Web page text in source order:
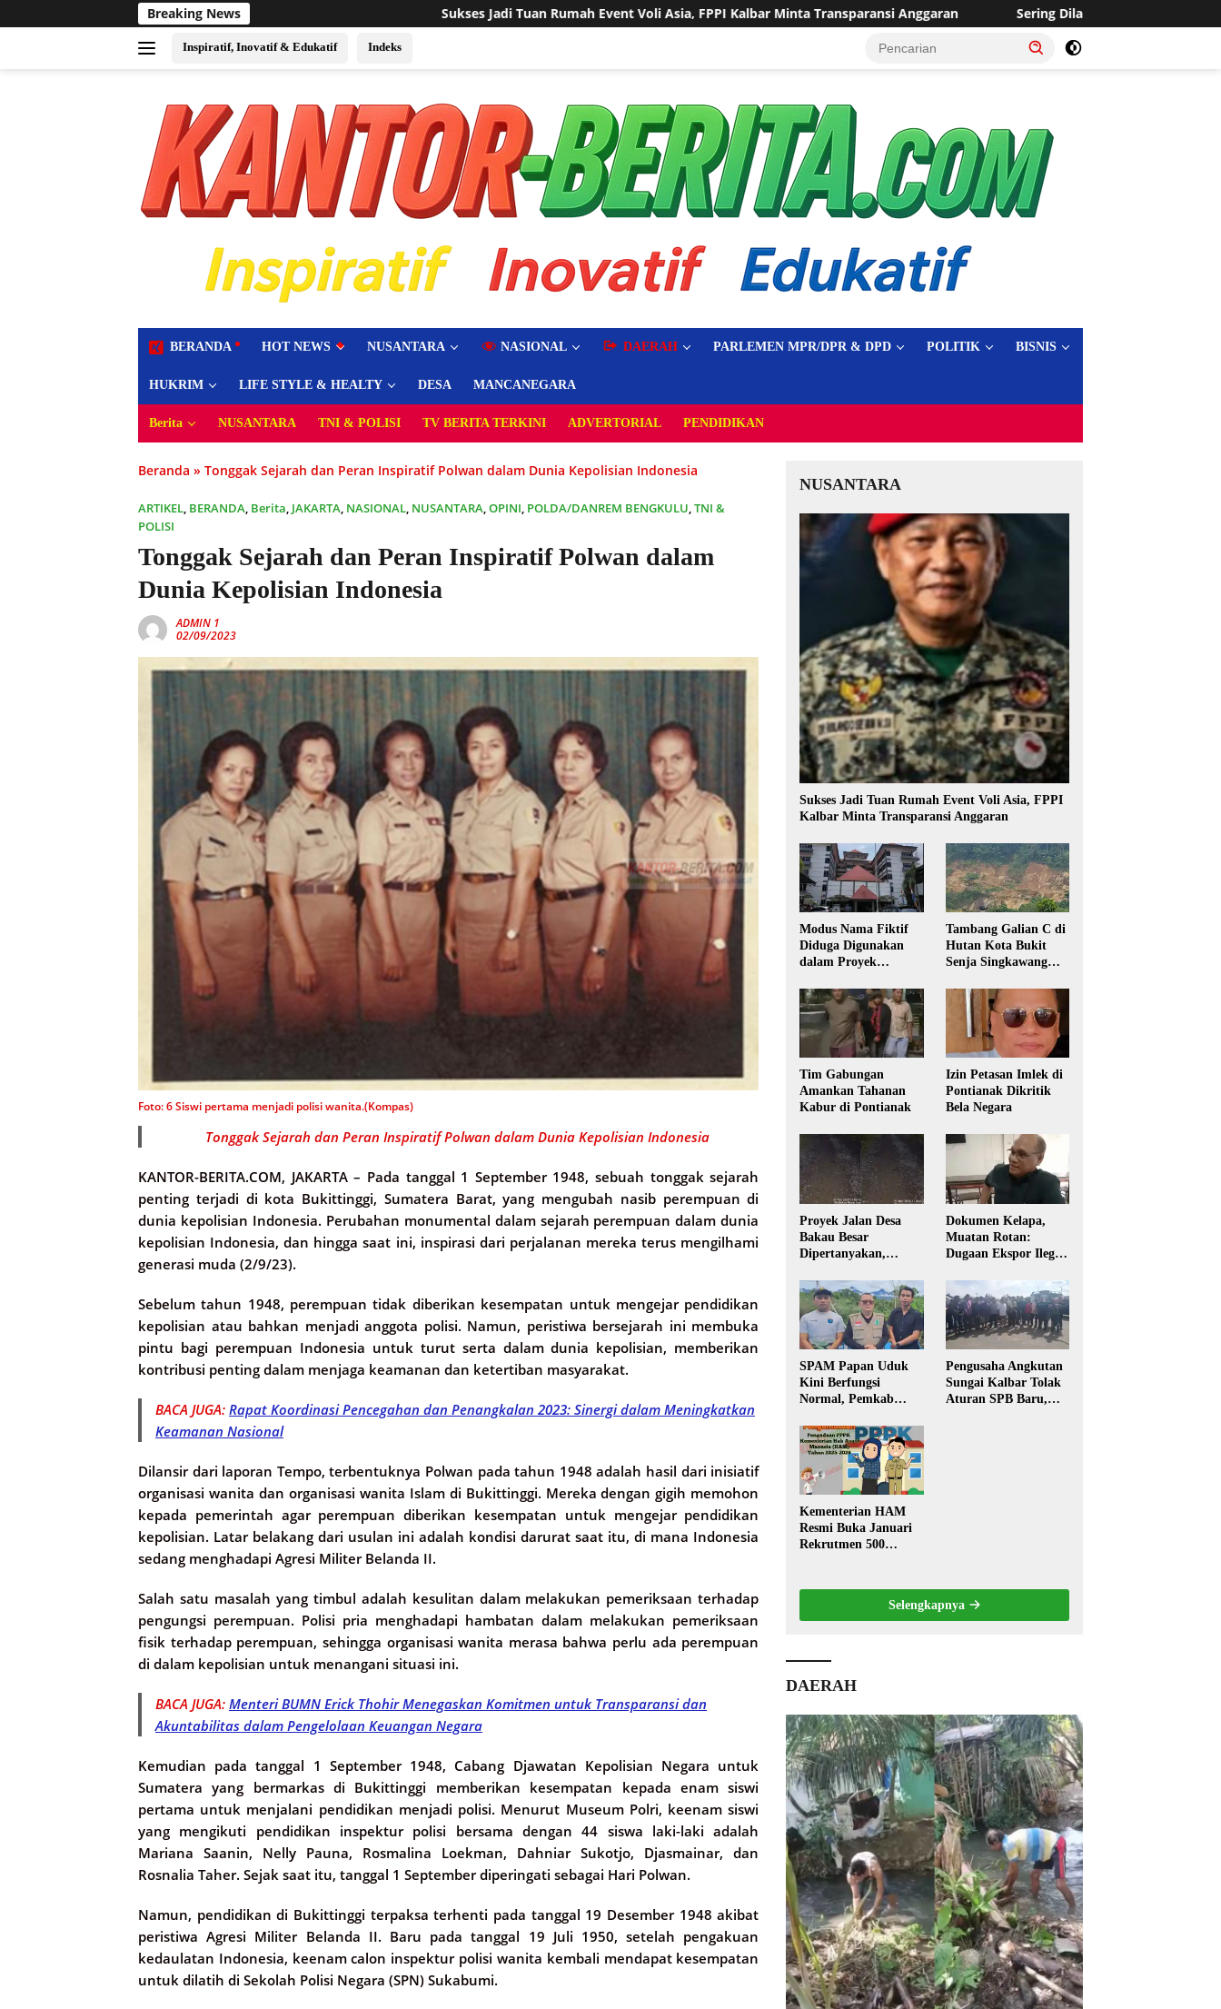
ke
Breaking News Sukses Jadi Tuan Rumah Event Voli Asia, FPPI Kalbar Minta Transparansi Anggaran Sering Dilanda Genangan, Desa Sukaraja Usulkan
Inspiratif, Inovatif & Edukatif Indeks
BERANDA HOT NEWS NUSANTARA NASIONAL DAERAH PARLEMEN MPR/DPR & DPD POLITIK BISNIS
HUKRIM LIFE STYLE & HEALTY DESA MANCANEGARA
Berita NUSANTARA TNI & POLISI TV BERITA TERKINI ADVERTORIAL PENDIDIKAN
Beranda » Tonggak Sejarah dan Peran Inspiratif Polwan dalam Dunia Kepolisian Indonesia
ARTIKEL, BERANDA, Berita, JAKARTA, NASIONAL, NUSANTARA,OPINI, POLDA/DANREM BENGKULU,TNI &
POLISI
Tonggak Sejarah dan Peran Inspiratif Polwan dalam
Dunia Kepolisian Indonesia
ADMIN 1
02/09/2023
Foto: 6 Siswi pertama menjadi polisi wanita.(Kompas)
Tonggak Sejarah dan Peran Inspiratif Polwan dalam Dunia Kepolisian Indonesia
KANTOR-BERITA.COM, JAKARTA – Pada tanggal 1 September 1948, sebuah tonggak sejarah
penting terjadi di kota Bukittinggi, Sumatera Barat, yang mengubah nasib perempuan di
dunia kepolisian Indonesia. Perubahan monumental dalam sejarah perempuan dalam dunia
kepolisian Indonesia, dan hingga saat ini, inspirasi dari perjalanan mereka terus mengilhami
generasi muda (2/9/23).
Sebelum tahun 1948, perempuan tidak diberikan kesempatan untuk mengejar pendidikan
kepolisian atau bahkan menjadi anggota polisi. Namun, peristiwa bersejarah ini membuka
pintu bagi perempuan Indonesia untuk turut serta dalam dunia kepolisian, memberikan
kontribusi penting dalam menjaga keamanan dan ketertiban masyarakat.
BACA JUGA: Rapat Koordinasi Pencegahan dan Penangkalan 2023: Sinergi dalam Meningkatkan
Keamanan Nasional
Dilansir dari laporan Tempo, terbentuknya Polwan pada tahun 1948 adalah hasil dari inisiatif
organisasi wanita dan organisasi wanita Islam di Bukittinggi. Mereka dengan gigih memohon
kepada pemerintah agar perempuan diberikan kesempatan untuk mengejar pendidikan
kepolisian. Latar belakang dari usulan ini adalah kondisi darurat saat itu, di mana Indonesia
sedang menghadapi Agresi Militer Belanda II.
Salah satu masalah yang timbul adalah kesulitan dalam melakukan pemeriksaan terhadap
pengungsi perempuan. Polisi pria menghadapi hambatan dalam melakukan pemeriksaan
fisik terhadap perempuan, sehingga organisasi wanita merasa bahwa perlu ada perempuan
di dalam kepolisian untuk menangani situasi ini.
BACA JUGA: Menteri BUMN Erick Thohir Menegaskan Komitmen untuk Transparansi dan
Akuntabilitas dalam Pengelolaan Keuangan Negara
Kemudian pada tanggal 1 September 1948, Cabang Djawatan Kepolisian Negara untuk
Sumatera yang bermarkas di Bukittinggi memberikan kesempatan kepada enam siswi
pertama untuk menjalani pendidikan menjadi polisi. Menurut Museum Polri, keenam siswi
yang mengikuti pendidikan inspektur polisi bersama dengan 44 siswa laki-laki adalah
Mariana Saanin, Nelly Pauna, Rosmalina Loekman, Dahniar Sukotjo, Djasmainar, dan
Rosnalia Taher. Sejak saat itu, tanggal 1 September diperingati sebagai Hari Polwan.
Namun, pendidikan di Bukittinggi terpaksa terhenti pada tanggal 19 Desember 1948 akibat
peristiwa Agresi Militer Belanda II. Baru pada tanggal 19 Juli 1950, setelah pengakuan
kedaulatan Indonesia, keenam calon inspektur polisi wanita kembali mendapat kesempatan
untuk dilatih di Sekolah Polisi Negara (SPN) Sukabumi.
NUSANTARA
Sukses Jadi Tuan Rumah Event Voli Asia, FPPI
Kalbar Minta Transparansi Anggaran
Modus Nama Fiktif
Diduga Digunakan
dalam Proyek
Tambang Galian C di
Hutan Kota Bukit
Senja Singkawang
Tim Gabungan
Amankan Tahanan
Kabur di Pontianak
Izin Petasan Imlek di
Pontianak Dikritik
Bela Negara
Proyek Jalan Desa
Bakau Besar
Dipertanyakan,
dan Transparansi
Pelaksanaan
Pembangunan
Dokumen Kelapa,
Muatan Rotan:
Dugaan Ekspor Ilegal
Publik Kalbar
SPAM Papan Uduk
Kini Berfungsi
Normal, Pemkab
Distribusi Air Bersih
Lancar ke Rumah
Warga
Pengusaha Angkutan
Sungai Kalbar Tolak
Aturan SPB Baru,
Kementerian HAM
Resmi Buka Januari
Rekrutmen 500
Selengkapnya
DAERAH